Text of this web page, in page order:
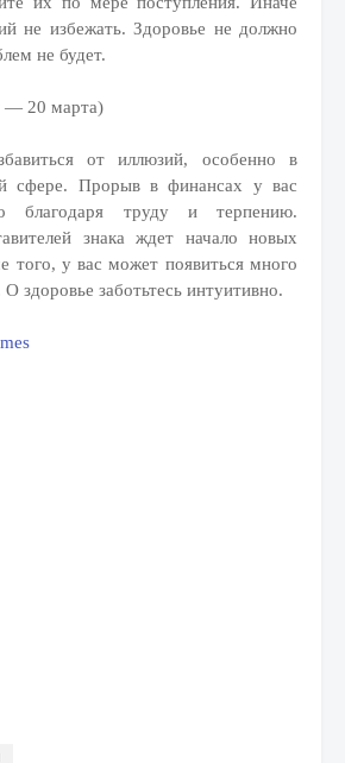
не избежать. Здоровье не должно
не будет.
— 20 марта)
от иллюзий, особенно в
сфере. Прорыв в финансах у вас
благодаря труду и терпению.
знака ждет начало новых
того, у вас может появиться много
здоровье заботьтесь интуитивно.